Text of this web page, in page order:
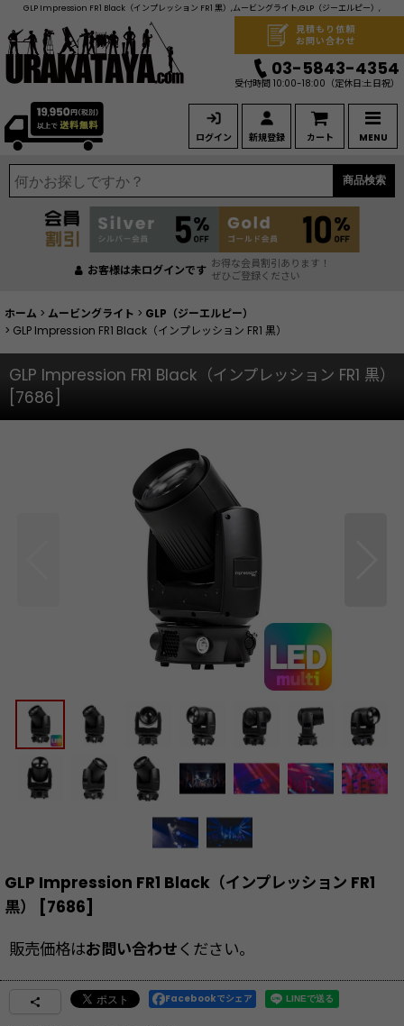
GLP Impression FR1 Black（インプレッション FR1 黒）,ムービングライト,GLP（ジーエルピー）,
ログイン 新規登録 カート MENU
見積もり依頼
お問い合わせ
03-5843-4354
受付時間 10:00-18:00 （定休日:土日祝）
商品検索
お客様は未ログインです お得な会員割引あります！
ぜひご登録ください
ホーム > ムービングライト > GLP（ジーエルピー）
> GLP Impression FR1 Black（インプレッション FR1 黒）
GLP Impression FR1 Black（インプレッション FR1 黒）
7686
GLP Impression FR1 Black（インプレッション FR1
黒）
[7686]
販売価格はお問い合わせください。
Facebookでシェア